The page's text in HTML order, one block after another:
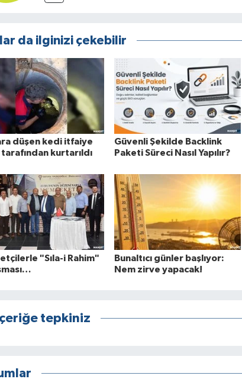
da ilginizi çekebilir
düşen kedi itfaiye
kurtarıldı
Güvenli Şekilde Backlink
Paketi Süreci Nasıl Yapılır?
"Sıla-i Rahim"
Bunaltıcı günler başlıyor:
Nem zirve yapacak!
tepkiniz